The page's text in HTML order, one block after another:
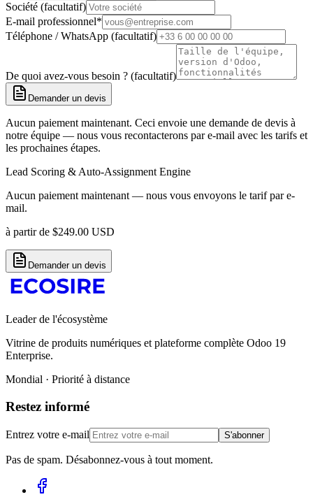
Société (facultatif)
E-mail professionnel*
Téléphone / WhatsApp (facultatif)
De quoi avez-vous besoin ? (facultatif)
Demander un devis
Aucun paiement maintenant. Ceci envoie une demande de devis à
notre équipe — nous vous recontacterons par e-mail avec les tarifs et
les prochaines étapes.
Lead Scoring & Auto-Assignment Engine
Aucun paiement maintenant — nous vous envoyons le tarif par e-
mail.
à partir de $249.00 USD
Demander un devis
Leader de l'écosystème
Vitrine de produits numériques et plateforme complète Odoo 19
Enterprise.
Mondial · Priorité à distance
Restez informé
Entrez votre e-mail S'abonner
Pas de spam. Désabonnez-vous à tout moment.